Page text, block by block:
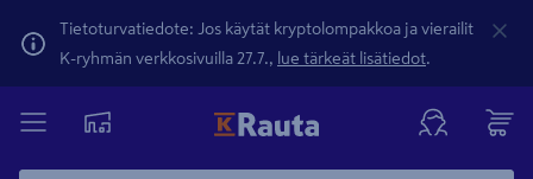
Tietoturvatiedote: Jos käytät kryptolompakkoa ja vierailit
K-ryhmän verkkosivuilla 27.7., lue tärkeät lisätiedot.